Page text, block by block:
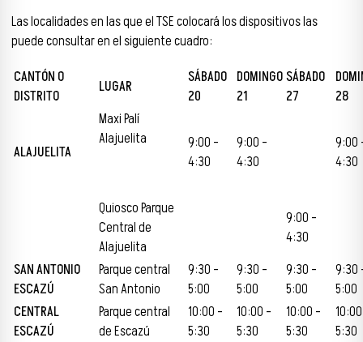
Las localidades en las que el TSE colocará los dispositivos las
puede consultar en el siguiente cuadro:
CANTÓN O
DISTRITO
LUGAR
SÁBADO
20
DOMINGO
21
SÁBADO
27
28
ALAJUELITA
Maxi Palí
Alajuelita
9:00 –
4:30
9:00 –
4:30
9:00
4:30
Quiosco Parque
Central de
Alajuelita
9:00 –
4:30
SAN ANTONIO
ESCAZÚ
Parque central
San Antonio
9:30 –
5:00
9:30 –
5:00
9:30 –
5:00
9:30
5:00
CENTRAL
ESCAZÚ
Parque central
de Escazú
10:00 –
5:30
10:00 –
5:30
10:00 –
5:30
5:30